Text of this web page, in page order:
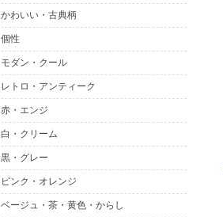
かわいい・古典柄
個性
モダン・クール
レトロ・アンティーク
赤・エンジ
白・クリーム
黒・グレー
ピンク・オレンジ
ベージュ・茶・黄色・からし